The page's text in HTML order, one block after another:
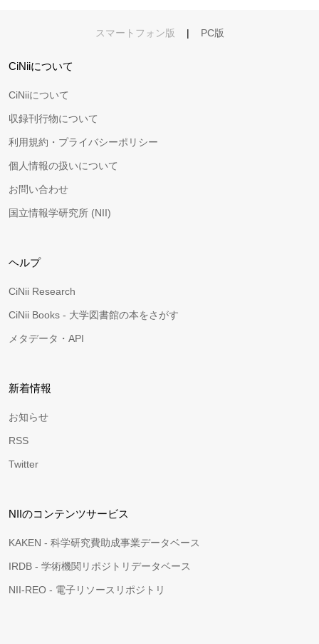
スマートフォン版 | PC版
CiNiiについて
CiNiiについて
収録刊行物について
利用規約・プライバシーポリシー
個人情報の扱いについて
お問い合わせ
国立情報学研究所 (NII)
ヘルプ
CiNii Research
CiNii Books - 大学図書館の本をさがす
メタデータ・API
新着情報
お知らせ
RSS
Twitter
NIIのコンテンツサービス
KAKEN - 科学研究費助成事業データベース
IRDB - 学術機関リポジトリデータベース
NII-REO - 電子リソースリポジトリ